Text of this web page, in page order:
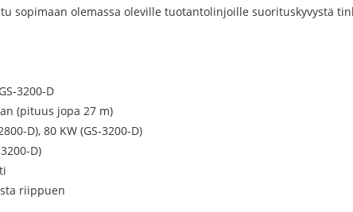
sopimaan olemassa oleville tuotantolinjoille suorituskyvystä
3200-D
(pituus jopa 27 m)
D), 80 KW (GS-3200-D)
D)
riippuen